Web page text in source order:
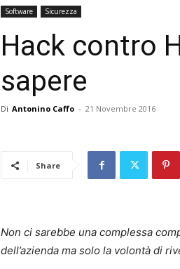
Software Sicurezza
Hack contro
sapere
Di Antonino Caffo - 21 Novembre 2016
Share
Non ci sarebbe una complessa
dell’azienda ma solo la volontà di